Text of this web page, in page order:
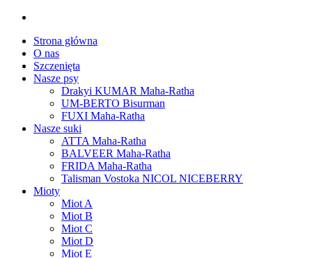
Strona główna
O nas
Szczenięta
Nasze psy
Drakyi KUMAR Maha-Ratha
UM-BERTO Bisurman
FUXI Maha-Ratha
Nasze suki
ATTA Maha-Ratha
BALVEER Maha-Ratha
FRIDA Maha-Ratha
Talisman Vostoka NICOL NICEBERRY
Mioty
Miot A
Miot B
Miot C
Miot D
Miot E